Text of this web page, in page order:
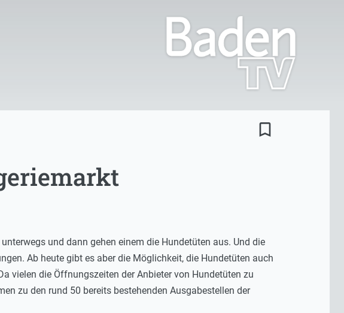
bookmark_border
und dann gehen einem die Hundetüten aus. Und die
Ab heute gibt es aber die Möglichkeit, die Hundetüten auch
vielen die Öffnungszeiten der Anbieter von Hundetüten zu
zu den rund 50 bereits bestehenden Ausgabestellen der